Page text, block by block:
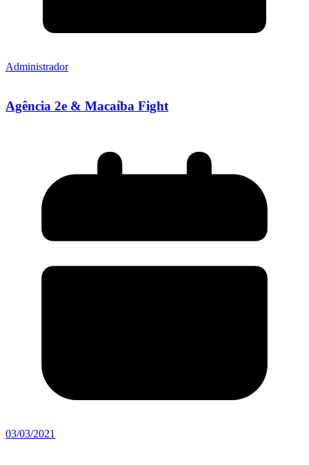
Administrador
Agência 2e & Macaíba Fight
03/03/2021